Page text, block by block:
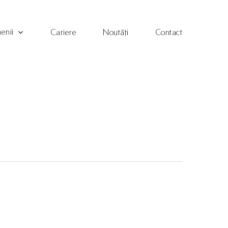
Cariere Noutăți Contact